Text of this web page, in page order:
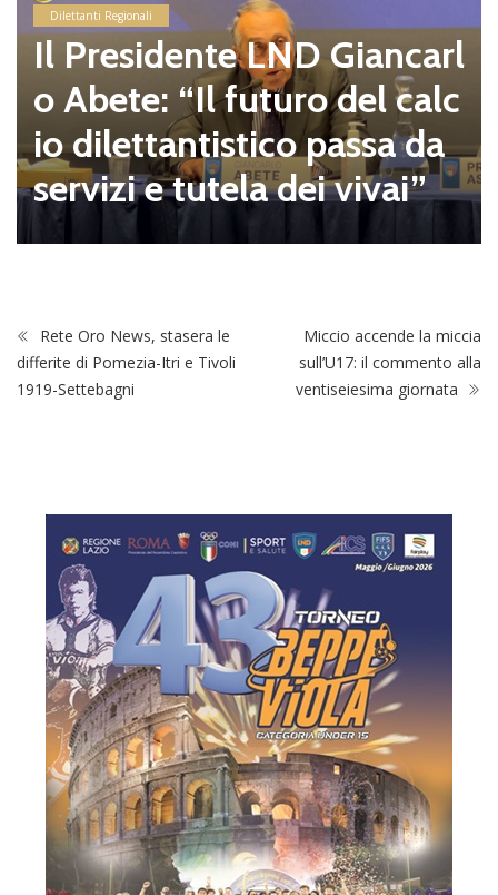
Dilettanti Regionali
Il Presidente LND Giancarl
o Abete: “Il futuro del calc
io dilettantistico passa da
servizi e tutela dei vivai”
Rete Oro News, stasera le
differite di Pomezia-Itri e Tivoli
1919-Settebagni
Miccio accende la miccia
sull’U17: il commento alla
ventiseiesima giornata